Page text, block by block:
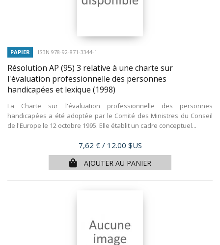
PAPIER ISBN 978-92-871-3344-1
Résolution AP (95) 3 relative à une charte sur
l'évaluation professionnelle des personnes
handicapées et lexique (1998)
La Charte sur l'évaluation professionnelle des personnes
handicapées a été adoptée par le Comité des Ministres du Conseil
de l'Europe le 12 octobre 1995. Elle établit un cadre conceptuel...
Prix
7,62 € / 12.00 $US
AJOUTER AU PANIER